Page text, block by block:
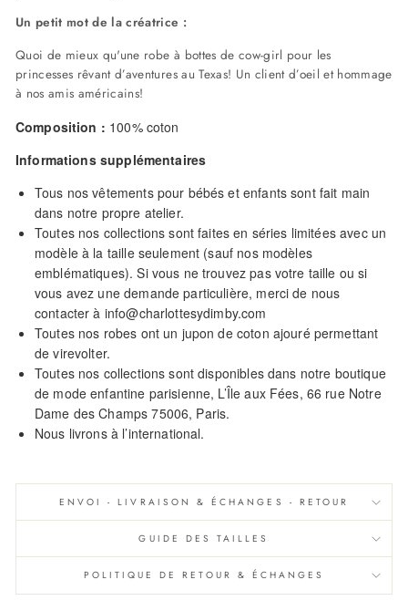
Un petit mot de la créatrice :
Quoi de mieux qu'une robe à bottes de cow-girl pour les
princesses rêvant d’aventures au Texas! Un client d’oeil et hommage
à nos amis américains!
Composition : 100% coton
Informations supplémentaires
Tous nos vêtements pour bébés et enfants sont fait main
dans notre propre atelier.
Toutes nos collections sont faites en séries limitées avec un
modèle à la taille seulement (sauf nos modèles
emblématiques). Si vous ne trouvez pas votre taille ou si
vous avez une demande particulière, merci de nous
contacter à info@charlottesydimby.com
Toutes nos robes ont un jupon de coton ajouré permettant
de virevolter.
Toutes nos collections sont disponibles dans notre boutique
de mode enfantine parisienne, L’Île aux Fées, 66 rue Notre
Dame des Champs 75006, Paris.
Nous livrons à l’international.
ENVOI - LIVRAISON & ÉCHANGES - RETOUR
GUIDE DES TAILLES
POLITIQUE DE RETOUR & ÉCHANGES